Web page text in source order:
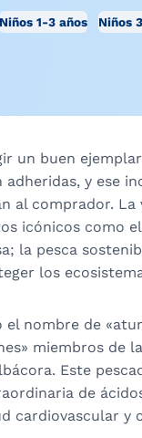
Niños 1-3 años Niños
un buen
adheridas, y ese
al comprador.
icónicos como
la pesca
los
el nombre de
miembros de
Este
de
cardiovascular y